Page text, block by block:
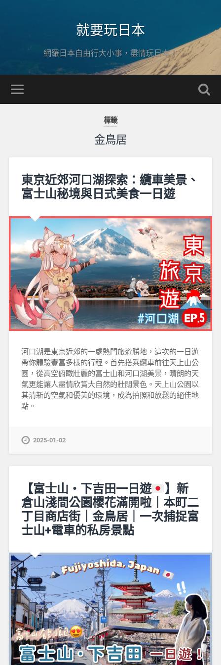
就要玩日本
網羅日本自由行大小事，盡情玩日本！
標籤
金鳥居
東京近郊河口湖探索：纜車美景、
富士山秘境與日式美食一日遊
河口湖是東京近郊的一處熱門旅遊勝地，這次的一日遊
帶你體驗豐富多樣的行程。首先搭乘纜車前往天上山公
園，從高空俯瞰壯麗的富士山和河口湖美景，晴朗的天
氣更能讓人盡情欣賞大自然的壯闊景色。天上山公園以
其清新的空氣和優美的環境，成為拍照和放鬆的絕佳地
點。
2025-01-02
【富士山・下吉田一日遊
】新
倉山淺間公園櫻花滿開啦｜本町二
丁目商店街｜金鳥居｜一次捕捉富
士山+電車的私房景點